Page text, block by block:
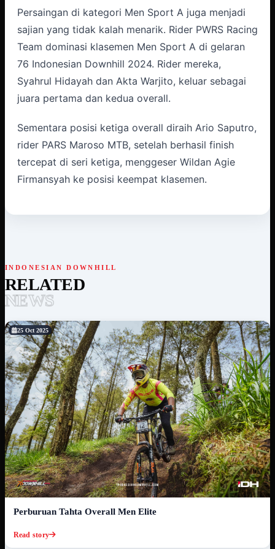
Persaingan di kategori Men Sport A juga menjadi
sajian yang tidak kalah menarik. Rider PWRS Racing
Team dominasi klasemen Men Sport A di gelaran
76 Indonesian Downhill 2024. Rider mereka,
Syahrul Hidayah dan Akta Warjito, keluar sebagai
juara pertama dan kedua overall.
Sementara posisi ketiga overall diraih Ario Saputro,
rider PARS Maroso MTB, setelah berhasil finish
tercepat di seri ketiga, menggeser Wildan Agie
Firmansyah ke posisi keempat klasemen.
INDONESIAN DOWNHILL
RELATED
NEWS
25 Oct 2025
Perburuan Tahta Overall Men Elite
Read story